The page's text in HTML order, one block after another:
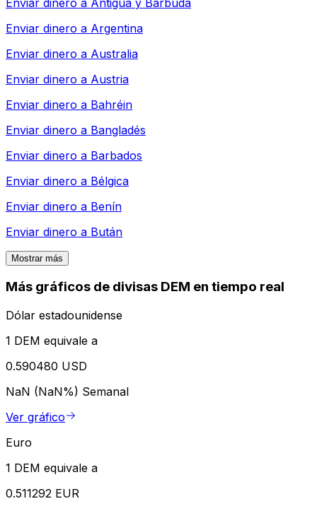
Enviar dinero a Argentina
Enviar dinero a Australia
Enviar dinero a Austria
Enviar dinero a Bahréin
Enviar dinero a Bangladés
Enviar dinero a Barbados
Enviar dinero a Bélgica
Enviar dinero a Benín
Enviar dinero a Bután
Mostrar más
Más gráficos de divisas DEM en tiempo real
Dólar estadounidense
1 DEM equivale a
0.590480 USD
NaN (NaN%) Semanal
Ver gráfico
Euro
1 DEM equivale a
0.511292 EUR